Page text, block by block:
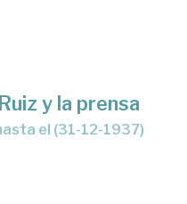
y la prensa
el (31-12-1937)